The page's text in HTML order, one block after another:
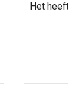
Het